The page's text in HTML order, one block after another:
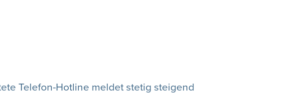
Telefon-Hotline meldet stetig steigend